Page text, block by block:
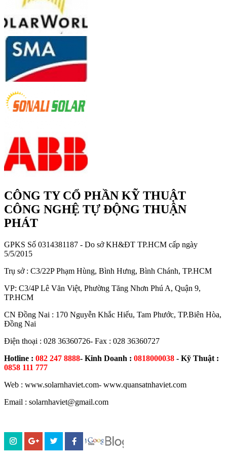
CÔNG TY CỔ PHẦN KỸ THUẬT
CÔNG NGHỆ TỰ ĐỘNG THUẬN
PHÁT
GPKS Số 0314381187 - Do sở KH&ĐT TP.HCM cấp ngày
5/5/2015
Trụ sở : C3/22P Phạm Hùng, Bình Hưng, Bình Chánh, TP.HCM
VP: C3/4P Lê Văn Việt, Phường Tăng Nhơn Phú A, Quận 9,
TP.HCM
CN Đồng Nai : 170 Nguyễn Khắc Hiếu, Tam Phước, TP.Biên Hòa,
Đồng Nai
Điện thoại : 028 36360726- Fax : 028 36360727
Hotline : 082 247 8888- Kinh Doanh : 0818000038 - Kỹ Thuật :
0858 111 777
Web : www.solarnhaviet.com- www.quansatnhaviet.com
Email : solarnhaviet@gmail.com